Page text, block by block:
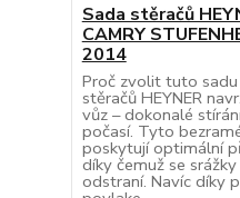
Sada stěračů
CAMRY
2014
Proč zvolit tuto
stěračů HEYNER
vůz – dokonalé
počasí. Tyto
poskytují optimální
díky čemuž se
odstraní. Navíc díky